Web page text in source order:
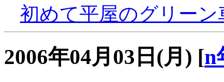
初めて平屋のグリー
2006年04月03日(月) [n